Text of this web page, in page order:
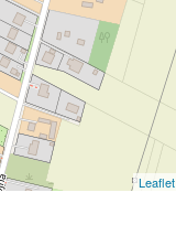
Leaflet